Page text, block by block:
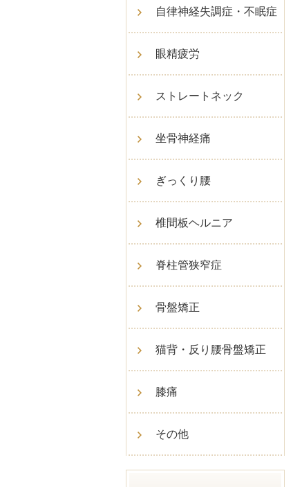
自律神経失調症・不眠症
眼精疲労
ストレートネック
坐骨神経痛
ぎっくり腰
椎間板ヘルニア
脊柱管狭窄症
骨盤矯正
猫背・反り腰骨盤矯正
膝痛
その他